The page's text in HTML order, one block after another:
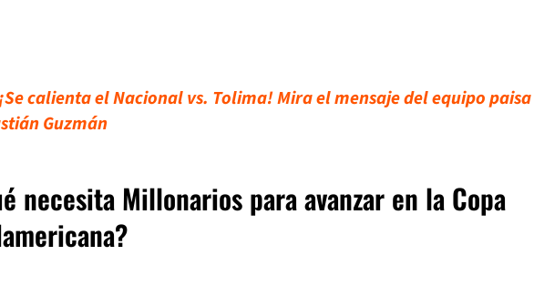
calienta el Nacional vs. Tolima! Mira el mensaje del equipo
Guzmán
necesita Millonarios para avanzar en la Copa